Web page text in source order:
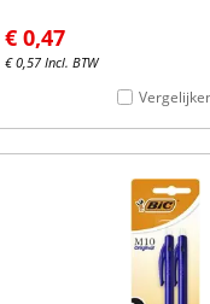
€ 0,47
€0,57 Incl. BTW